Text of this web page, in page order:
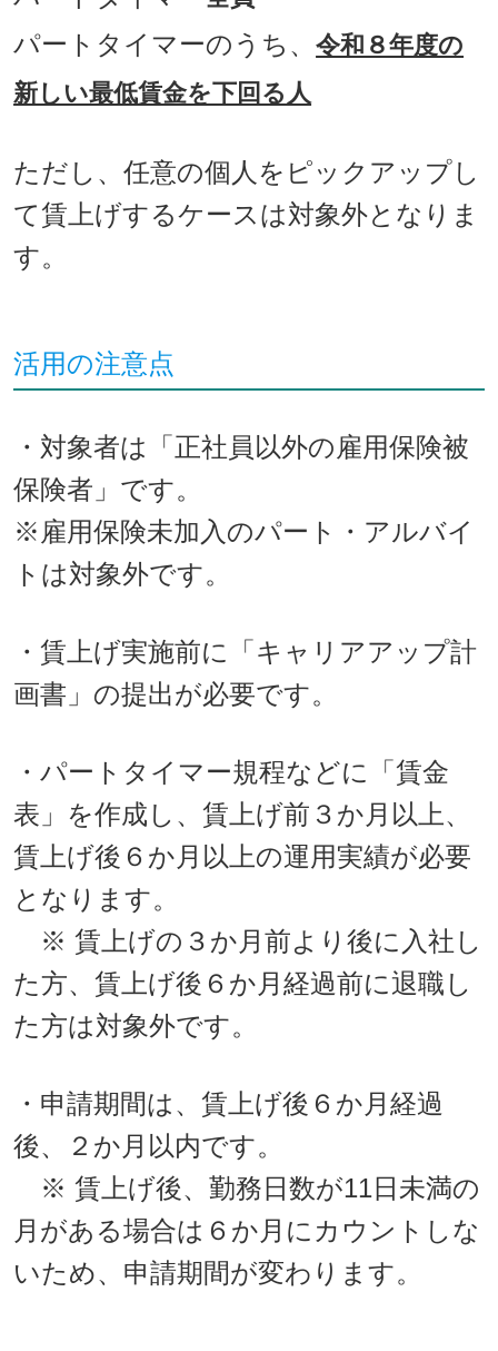
パートタイマーのうち、令和８年度の
新しい最低賃金を下回る人
ただし、任意の個人をピックアップし
て賃上げするケースは対象外となりま
す。
活用の注意点
・対象者は「正社員以外の雇用保険被
保険者」です。
※雇用保険未加入のパート・アルバイ
トは対象外です。
・賃上げ実施前に「キャリアアップ計
画書」の提出が必要です。
・パートタイマー規程などに「賃金
表」を作成し、賃上げ前３か月以上、
賃上げ後６か月以上の運用実績が必要
となります。
※ 賃上げの３か月前より後に入社し
た方、賃上げ後６か月経過前に退職し
た方は対象外です。
・申請期間は、賃上げ後６か月経過
後、２か月以内です。
※ 賃上げ後、勤務日数が11日未満の
月がある場合は６か月にカウントしな
いため、申請期間が変わります。